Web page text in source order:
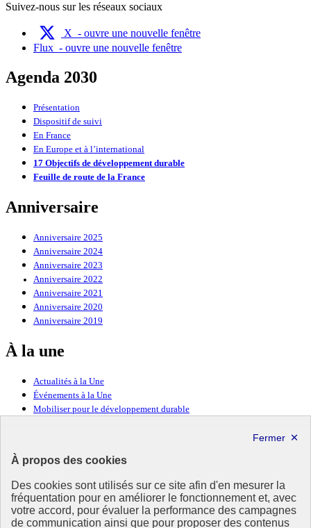
À propos des cookies
Des cookies sont utilisés sur ce site afin d'en mesurer la
fréquentation pour en améliorer le fonctionnement et, avec
votre accord, pour évaluer la performance des campagnes
de communication ainsi que pour proposer des contenus
Suivez-nous sur les réseaux sociaux
X - ouvre une nouvelle fenêtre
Flux - ouvre une nouvelle fenêtre
Agenda 2030
Présentation
Dispositif de suivi
En France
En Europe et à l’international
17 Objectifs de développement durable
Feuille de route de la France
Anniversaire
Anniversaire 2025
Anniversaire 2024
Anniversaire 2023
Anniversaire 2022
Anniversaire 2021
Anniversaire 2020
Anniversaire 2019
À la une
Actualités à la Une
Événements à la Une
Mobiliser pour le développement durable
Ressources
Ressources
La Méth’ODD